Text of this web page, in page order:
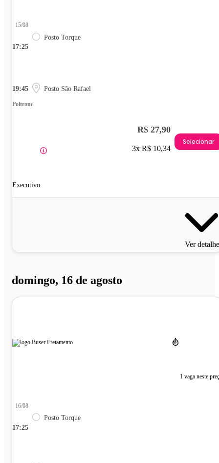
17:25
15/08
Posto Torque
19:45 Posto São Rafael
Poltrona
Executivo
R$ 27,90
3x R$ 10,34
Selecionar
Ver
domingo, 16 de agosto
1 vaga neste
17:25
16/08
Posto Torque